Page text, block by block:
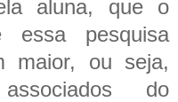
aluna, que o
essa pesquisa
maior, ou seja,
do